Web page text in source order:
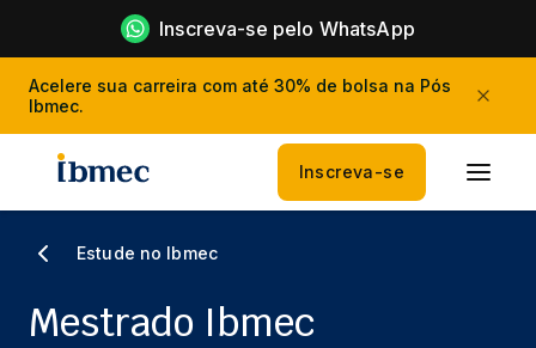
Inscreva-se pelo WhatsApp
Acelere sua carreira com até 30% de bolsa na Pós
Ibmec.
Inscreva-se
Estude no Ibmec
Mestrado Ibmec